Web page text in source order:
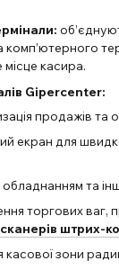
касира.
Gipercenter:
продажів та
екран для
обладнанням та
торгових ваг,
сканерів штрих-
зони